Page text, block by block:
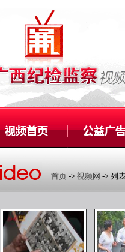
首页 -> 视频网 -> 列